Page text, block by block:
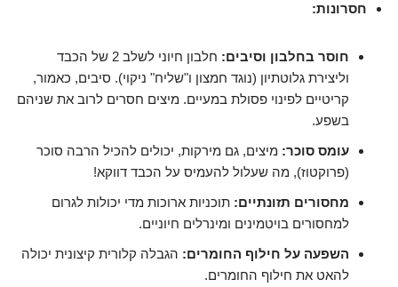
חסרונות:
חוסר בחלבון וסיבים:
חלבון חיוני לשלב 2 של הכבד
וליצירת גלוטתיון (נוגד חמצון ו"שליח" ניקוי). סיבים, כאמור,
קריטיים לפינוי פסולת במעיים. מיצים חסרים לרוב את שניהם
בשפע.
עומס סוכר: מיצים, גם מירקות, יכולים להכיל הרבה סוכר
(פרוקטוז), מה שעלול להעמיס על הכבד דווקא!
מחסורים תזונתיים: תוכניות ארוכות מדי יכולות לגרום
למחסורים בויטמינים ומינרלים חיוניים.
השפעה על חילוף החומרים: הגבלה קלורית קיצונית יכולה
להאט את חילוף החומרים.